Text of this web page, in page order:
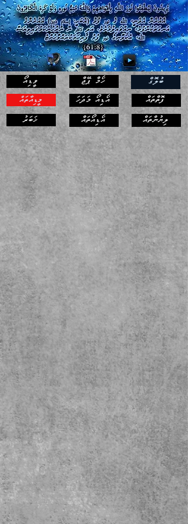
ވީޑިއޯ
މީޑިއާތައް
ޚަބަރު
ހޯމް ޕޭޖް
އޯޑިއޯ މަދަހަ
އޯޑިއޯތައް
ބުލޮގް
ފޮތްތައް
ލިޔުންތައް